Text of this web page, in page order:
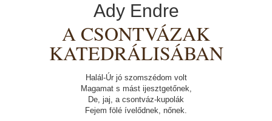
Ady Endre
A CSONTVÁZAK
KATEDRÁLISÁBAN
Halál-Úr jó szomszédom volt
Magamat s mást ijesztgetőnek,
De, jaj, a csontváz-kupolák
Fejem fölé ívelődnek, nőnek.